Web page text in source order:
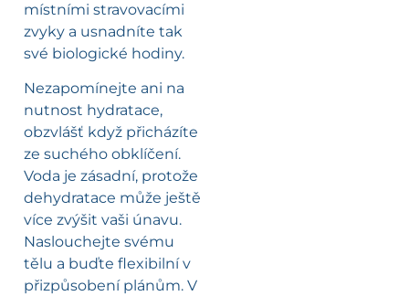
místními stravovacími
zvyky a usnadníte tak
své biologické hodiny.
Nezapomínejte ani na
nutnost hydratace,
obzvlášť když přicházíte
ze suchého obklíčení.
Voda je zásadní, protože
dehydratace může ještě
více zvýšit vaši únavu.
Naslouchejte svému
tělu a buďte flexibilní v
přizpůsobení plánům. V